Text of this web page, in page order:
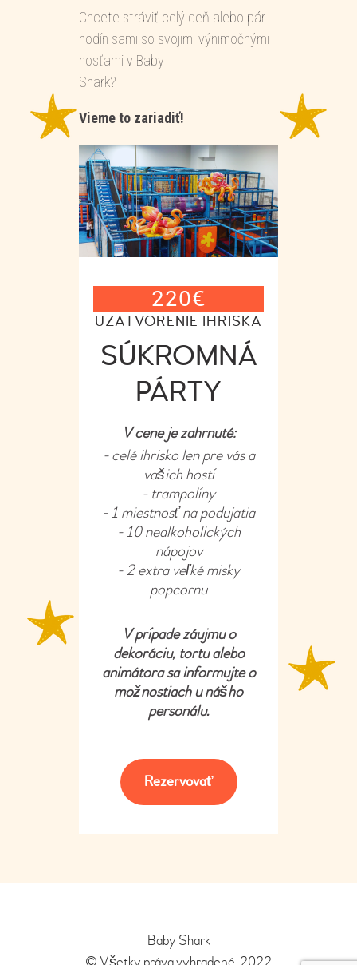
Chcete stráviť celý deň alebo pár
hodín sami so svojimi výnimočnými
hosťami v Baby
Shark?
Vieme to zariadiť!
220€
UZATVORENIE IHRISKA
SÚKROMNÁ
PÁRTY
V cene je zahrnuté:
- celé ihrisko len pre vás a
vašich hostí
- trampolíny
- 1 miestnosť na podujatia
- 10 nealkoholických
nápojov
- 2 extra veľké misky
popcornu
V prípade záujmu o
dekoráciu, tortu alebo
animátora sa informujte o
možnostiach u nášho
personálu.
Rezervovať
Baby Shark